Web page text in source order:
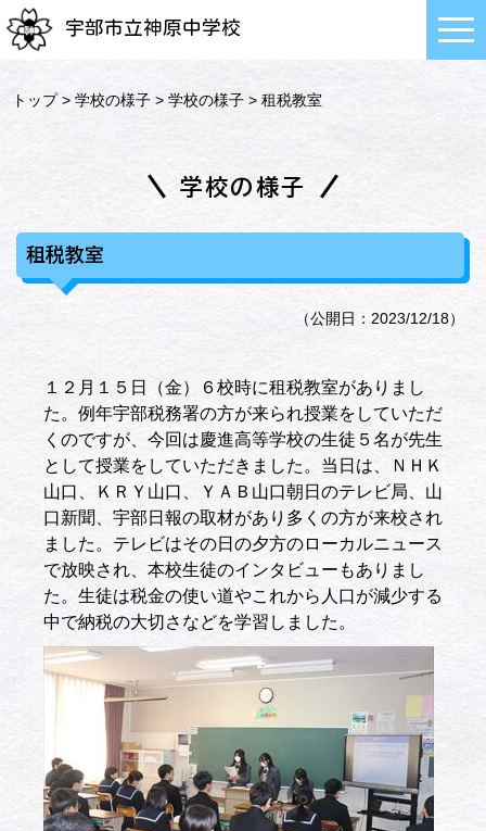
宇部市立神原中学校
トップ>学校の様子 >学校の様子 > 租税教室
学校の様子
租税教室
（公開日：2023/12/18）
１２月１５日（金）６校時に租税教室がありまし
た。例年宇部税務署の方が来られ授業をしていただ
くのですが、今回は慶進高等学校の生徒５名が先生
として授業をしていただきました。当日は、ＮＨＫ
山口、ＫＲＹ山口、ＹＡＢ山口朝日のテレビ局、山
口新聞、宇部日報の取材があり多くの方が来校され
ました。テレビはその日の夕方のローカルニュース
で放映され、本校生徒のインタビューもありまし
た。生徒は税金の使い道やこれから人口が減少する
中で納税の大切さなどを学習しました。